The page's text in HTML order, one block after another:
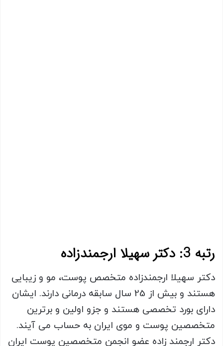
رتبه 3: دکتر سهیلا ارجمندزاده
دکتر سهیلا ارجمندزاده متخصص پوست، مو و زیبایی
هستند و بیش از 25 سال سابقه درمانی دارند. ایشان
دارای بورد تخصصی هستند و جزو اولین و برترین
متخصصین پوست و موی ایران به حساب می آیند.
دکتر ارجمند زاده عضو انجمن متخصصین پوست ایران